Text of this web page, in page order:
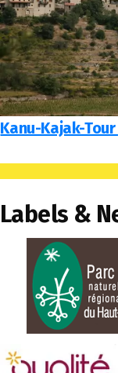
Kanu-Kajak-
Labels &